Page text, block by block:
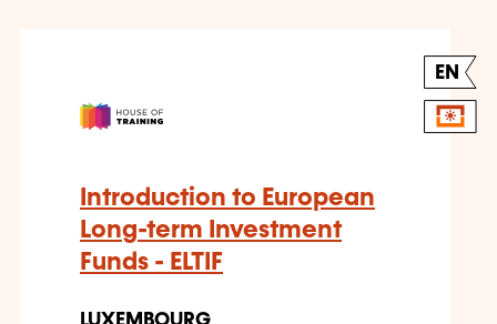
EN
Introduction to European
Long-term Investment
Funds - ELTIF